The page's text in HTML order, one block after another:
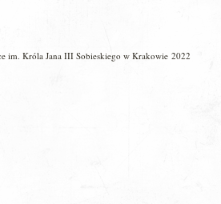
im. Króla Jana III Sobieskiego w Krakowie 2022